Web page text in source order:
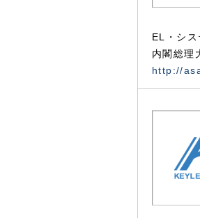
EL・シス
内閣総理
http://